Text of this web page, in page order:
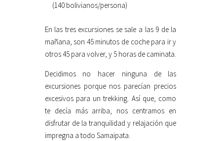
(140 bolivianos/persona)
En las tres excursiones se sale a las 9 de la
mañana, son 45 minutos de coche para ir y
otros 45 para volver, y 5 horas de caminata.
Decidimos no hacer ninguna de las
excursiones porque nos parecían precios
excesivos para un trekking. Así que, como
te decía más arriba, nos centramos en
disfrutar de la tranquilidad y relajación que
impregna a todo Samaipata.